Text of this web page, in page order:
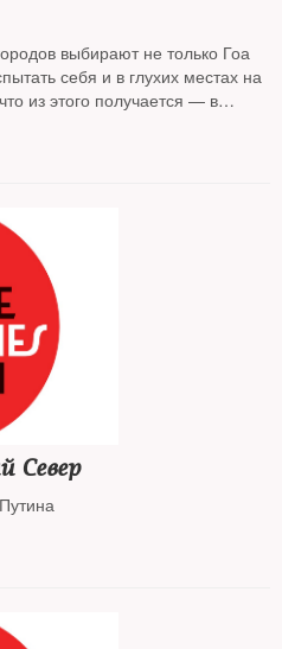
выбирают не только Гоа
себя и в глухих местах на
из этого получается — в
Север